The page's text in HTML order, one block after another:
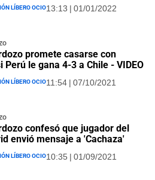
Líbero Ocio13:13 | 01/01/2022
promete casarse con
Perú le gana 4-3 a Chile - VIDEO
Líbero Ocio11:54 | 07/10/2021
confesó que jugador del
envió mensaje a 'Cachaza'
Líbero Ocio10:35 | 01/09/2021